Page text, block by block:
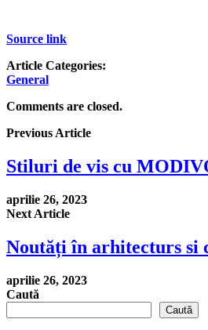
Source link
Article Categories:
General
Comments are closed.
Previous Article
Stiluri de vis cu
aprilie 26, 2023
Next Article
Noutăți în arhitecturs si
aprilie 26, 2023
Caută
Caută